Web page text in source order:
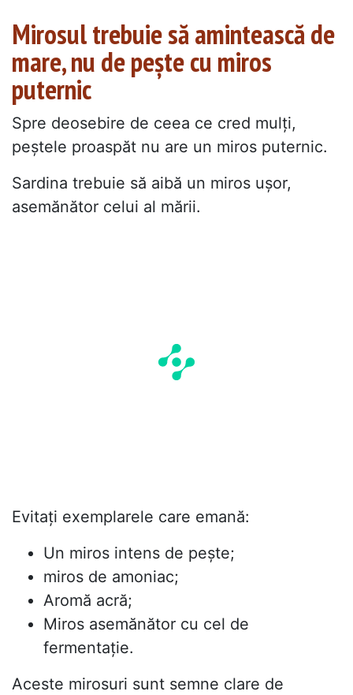
Mirosul trebuie să amintească de
mare, nu de pește cu miros
puternic
Spre deosebire de ceea ce cred mulți,
peștele proaspăt nu are un miros puternic.
Sardina trebuie să aibă un miros ușor,
asemănător celui al mării.
Evitați exemplarele care emană:
Un miros intens de pește;
miros de amoniac;
Aromă acră;
Miros asemănător cu cel de
fermentație.
Aceste mirosuri sunt semne clare de